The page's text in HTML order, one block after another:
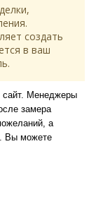
создать
в ваш
сайт. Менеджеры
замера
а
Вы можете